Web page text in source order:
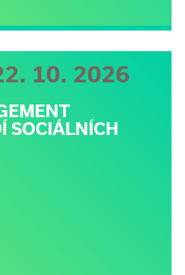
10. 2026
SOCIÁLNÍCH